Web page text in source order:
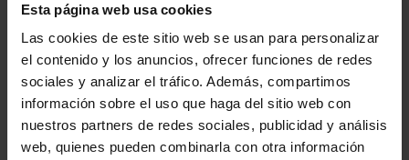
Esta página web usa cookies
Las cookies de este sitio web se usan para personalizar
el contenido y los anuncios, ofrecer funciones de redes
sociales y analizar el tráfico. Además, compartimos
información sobre el uso que haga del sitio web con
nuestros partners de redes sociales, publicidad y análisis
web, quienes pueden combinarla con otra información
H. NAVEGACIÓN -SERIE I- NAVE COMBATE FENICIA
16,94 €